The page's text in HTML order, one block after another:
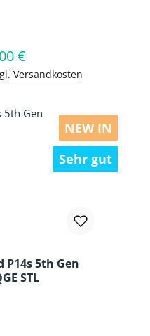
Preis:
€
Versandkosten
NEW IN
Sehr gut
P14s 5th Gen
STL